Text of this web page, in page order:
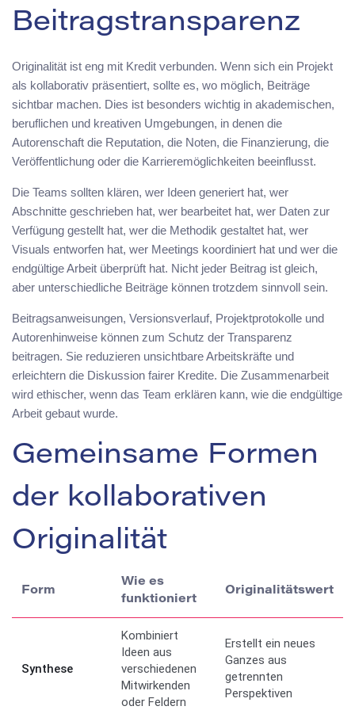
Beitragstransparenz
Originalität ist eng mit Kredit verbunden. Wenn sich ein Projekt
als kollaborativ präsentiert, sollte es, wo möglich, Beiträge
sichtbar machen. Dies ist besonders wichtig in akademischen,
beruflichen und kreativen Umgebungen, in denen die
Autorenschaft die Reputation, die Noten, die Finanzierung, die
Veröffentlichung oder die Karrieremöglichkeiten beeinflusst.
Die Teams sollten klären, wer Ideen generiert hat, wer
Abschnitte geschrieben hat, wer bearbeitet hat, wer Daten zur
Verfügung gestellt hat, wer die Methodik gestaltet hat, wer
Visuals entworfen hat, wer Meetings koordiniert hat und wer die
endgültige Arbeit überprüft hat. Nicht jeder Beitrag ist gleich,
aber unterschiedliche Beiträge können trotzdem sinnvoll sein.
Beitragsanweisungen, Versionsverlauf, Projektprotokolle und
Autorenhinweise können zum Schutz der Transparenz
beitragen. Sie reduzieren unsichtbare Arbeitskräfte und
erleichtern die Diskussion fairer Kredite. Die Zusammenarbeit
wird ethischer, wenn das Team erklären kann, wie die endgültige
Arbeit gebaut wurde.
Gemeinsame Formen
der kollaborativen
Originalität
Form
Wie es
funktioniert
Originalitätswert
Synthese
Kombiniert
Ideen aus
verschiedenen
Mitwirkenden
oder Feldern
Erstellt ein neues
Ganzes aus
getrennten
Perspektiven